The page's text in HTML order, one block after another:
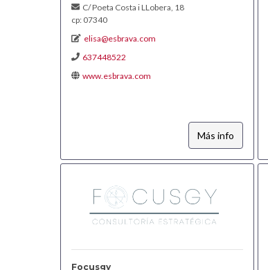
C/ Poeta Costa i LLobera, 18
cp: 07340
elisa@esbrava.com
637448522
www.esbrava.com
Más info
Focusgy